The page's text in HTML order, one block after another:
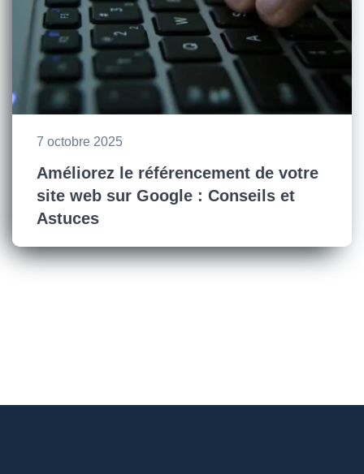
7 octobre 2025
Améliorez le référencement de votre
site web sur Google : Conseils et
Astuces